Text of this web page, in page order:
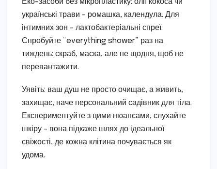
українські трави – ромашка, календула. Для
інтимних зон – лактобактеріальні спреї.
Спробуйте “everything shower” раз на
тиждень: скраб, маска, але не щодня, щоб не
перевантажити.
Уявіть: ваш душ не просто очищає, а живить,
захищає, наче персональний садівник для тіла.
Експериментуйте з цими нюансами, слухайте
шкіру – вона підкаже шлях до ідеальної
свіжості, де кожна клітина почувається як
удома.